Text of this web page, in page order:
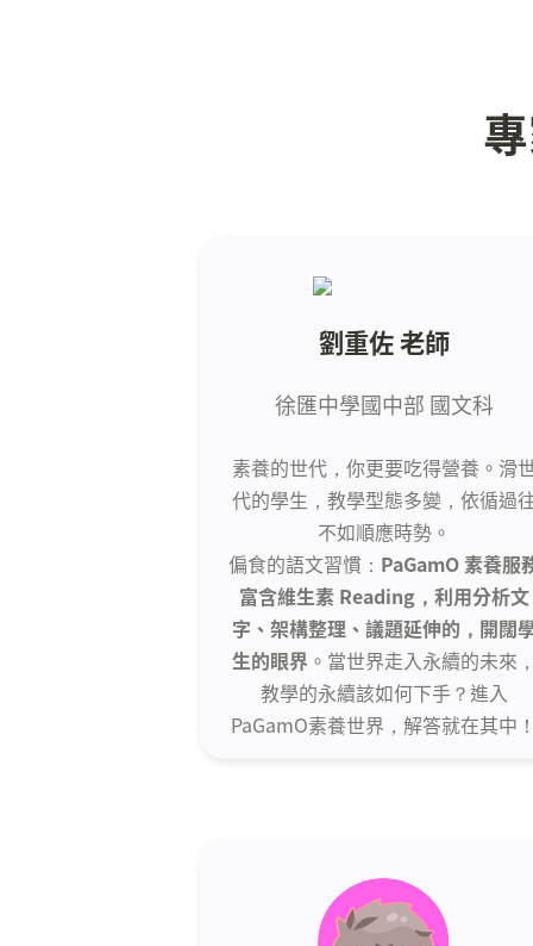
劉重佐 老師
徐匯中學國中部 國文科
素養的世代，你更要吃得營養。滑
代的學生，教學型態多變，依循過
不如順應時勢。
偏食的語文習慣： PaGamO 素養服
富含維生素 Reading，利用分析文
字、架構整理、議題延伸的，開闊
生的眼界。當世界走入永續的未來
教學的永續該如何下手？進入
PaGamO素養世界，解答就在其中